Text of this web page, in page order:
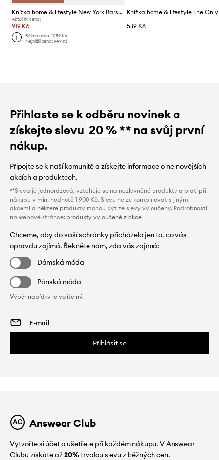
Knížka home & lifestyle New York Bars at Dawn by Daniel Root, English
Aktuální cena:
919 Kč
Běžná cena:1059 Kč
Nejnižší cena:949 Kč
589 Kč
Přihlaste se k odběru novinek a
získejte slevu 20 %** na svůj první
nákup.
Připojte se k naší komunitě a získejte informace o nejnovějších
akcích a produktech.
**Sleva je jednorázová, vztahuje se na nezlevněné produkty a platí při
nákupu v min. hodnotě 1 900 Kč. Slevu nelze kombinovat s jinými
akcemi a některé produkty mohou být ze slevy vyloučeny. Podrobnosti
na webové stránce: produkty vyloučené z akce
Chceme, aby do vaší schránky přicházelo jen to, co vás
opravdu zajímá. Řekněte nám, zda vás zajímá:
Dámská móda
Pánská móda
Výběr nabídky je volitelný.
Přihlásit se
Answear Club
Vytvořte si účet a ušetřete při každém nákupu. V Answear
Clubu získáte až20%trvalou slevu z běžných cen.